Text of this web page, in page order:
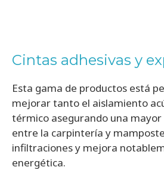
Cintas adhesivas y
Esta gama de productos está
mejorar tanto el aislamiento
térmico asegurando una
entre la carpintería y
infiltraciones y mejora
energética.